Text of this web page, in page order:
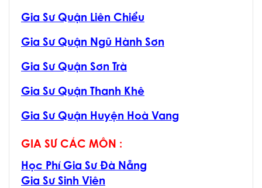
Gia Sư Quận Liên Chiểu
Gia Sư Quận Ngũ Hành Sơn
Gia Sư Quận Sơn Trà
Gia Sư Quận Thanh Khê
Gia Sư Quận Huyện Hoà Vang
GIA SƯ CÁC MÔN :
Học Phí Gia Sư Đà Nẵng
Gia Sư Sinh Viên